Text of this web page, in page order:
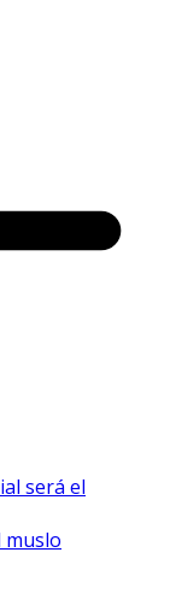
será el
muslo